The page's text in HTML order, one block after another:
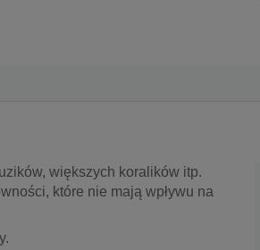
większych koralików itp.
które nie mają wpływu na